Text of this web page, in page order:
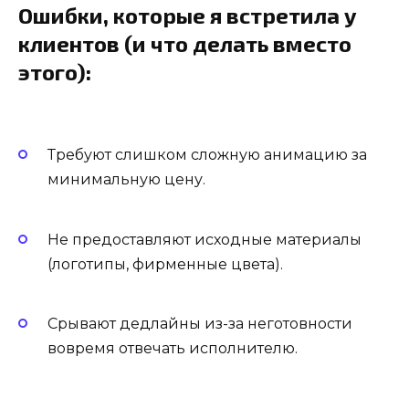
Ошибки, которые я встретила у
клиентов (и что делать вместо
этого):
Требуют слишком сложную анимацию за
минимальную цену.
Не предоставляют исходные материалы
(логотипы, фирменные цвета).
Срывают дедлайны из-за неготовности
вовремя отвечать исполнителю.